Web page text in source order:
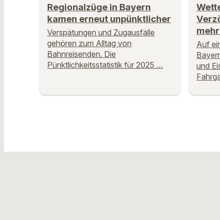
Regionalzüge in Bayern
kamen erneut unpünktlicher
Verspätungen und Zugausfälle
gehören zum Alltag von
Bahnreisenden. Die
Pünktlichkeitsstatistik für 2025 …
Auf
und